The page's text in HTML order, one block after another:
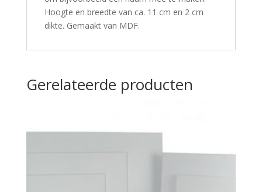
Hoogte en breedte van ca. 11 cm en 2 cm
dikte. Gemaakt van MDF.
Gerelateerde producten